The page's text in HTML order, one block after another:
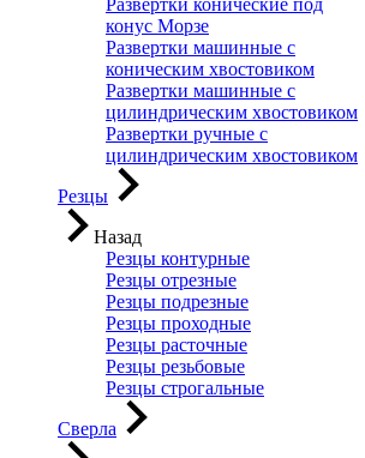
Развертки конические под
конус Морзе
Развертки машинные с
коническим хвостовиком
Развертки машинные с
цилиндрическим хвостовиком
Развертки ручные с
цилиндрическим хвостовиком
Резцы
Назад
Резцы контурные
Резцы отрезные
Резцы подрезные
Резцы проходные
Резцы расточные
Резцы резьбовые
Резцы строгальные
Сверла